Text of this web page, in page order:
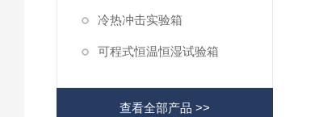
冷热冲击实验箱
可程式恒温恒湿试验箱
查看全部产品 >>